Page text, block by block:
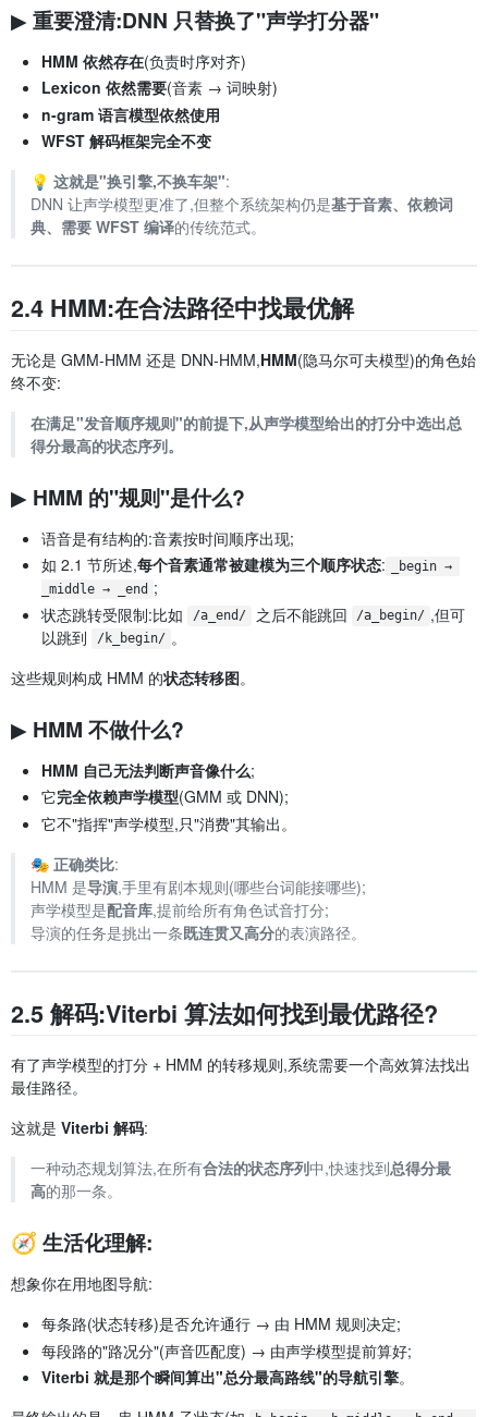
▶ 重要澄清:DNN 只替换了"声学打分器"
HMM 依然存在(负责时序对齐)
Lexicon 依然需要(音素 → 词映射)
n-gram 语言模型依然使用
WFST 解码框架完全不变
💡 这就是"换引擎,不换车架":
DNN 让声学模型更准了,但整个系统架构仍是基于音素、依赖词
典、需要 WFST 编译的传统范式。
2.4 HMM:在合法路径中找最优解
无论是 GMM-HMM 还是 DNN-HMM,HMM(隐马尔可夫模型)的角色始
终不变:
在满足"发音顺序规则"的前提下,从声学模型给出的打分中选出总
得分最高的状态序列。
▶ HMM 的"规则"是什么?
语音是有结构的:音素按时间顺序出现;
如 2.1 节所述,每个音素通常被建模为三个顺序状态:
_begin →
_middle → _end ;
状态跳转受限制:比如
/a_end/ 之后不能跳回 /a_begin/ ,但可
以跳到
/k_begin/ 。
这些规则构成 HMM 的状态转移图。
▶ HMM 不做什么?
HMM 自己无法判断声音像什么;
它完全依赖声学模型(GMM 或 DNN);
它不"指挥"声学模型,只"消费"其输出。
🎭 正确类比:
HMM 是导演,手里有剧本规则(哪些台词能接哪些);
声学模型是配音库,提前给所有角色试音打分;
导演的任务是挑出一条既连贯又高分的表演路径。
2.5 解码:Viterbi 算法如何找到最优路径?
有了声学模型的打分 + HMM 的转移规则,系统需要一个高效算法找出
最佳路径。
这就是 Viterbi 解码:
一种动态规划算法,在所有合法的状态序列中,快速找到总得分最
高的那一条。
🧭 生活化理解:
想象你在用地图导航:
每条路(状态转移)是否允许通行 → 由 HMM 规则决定;
每段路的"路况分"(声音匹配度) → 由声学模型提前算好;
Viterbi 就是那个瞬间算出"总分最高路线"的导航引擎。